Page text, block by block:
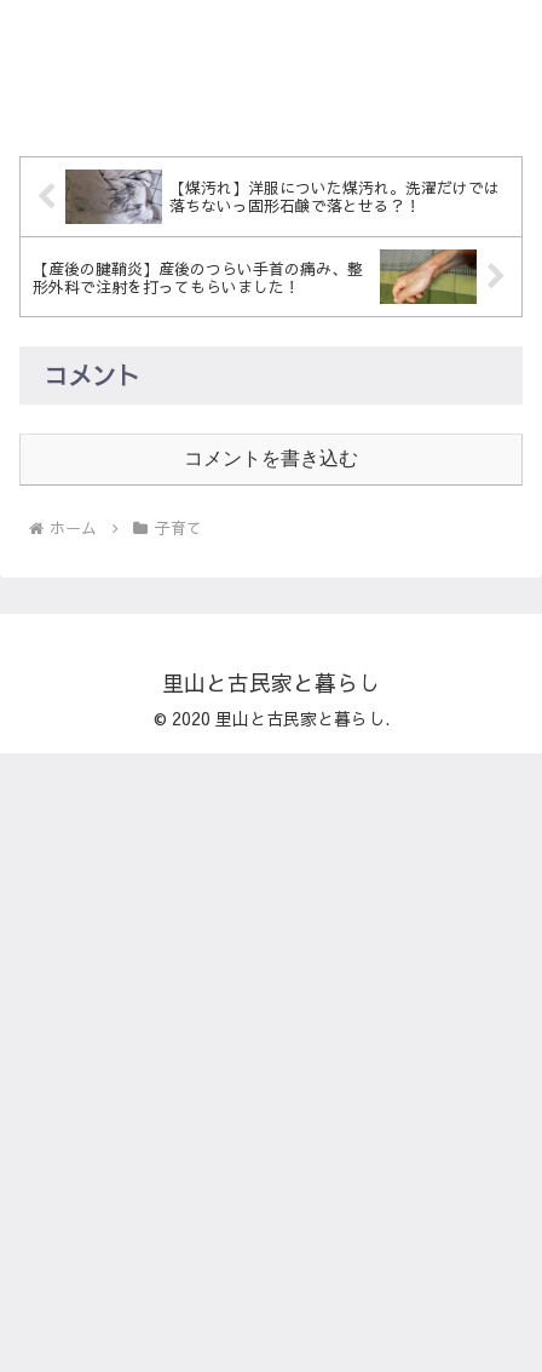
【煤汚れ】洋服についた煤汚れ。洗濯だけでは
落ちないっ固形石鹸で落とせる？！
【産後の腱鞘炎】産後のつらい手首の痛み、整
形外科で注射を打ってもらいました！
コメント
コメントを書き込む
ホーム 子育て
里山と古民家と暮らし
© 2020 里山と古民家と暮らし.